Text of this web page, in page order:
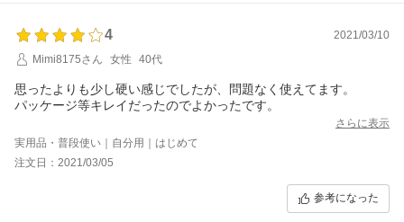
4
2021/03/10
Mimi8175さん
女性 40代
思ったよりも少し硬い感じでしたが、問題なく使えてます。
パッケージ等キレイだったのでよかったです。
さらに表示
実用品・普段使い｜自分用｜はじめて
注文日：2021/03/05
参考になった